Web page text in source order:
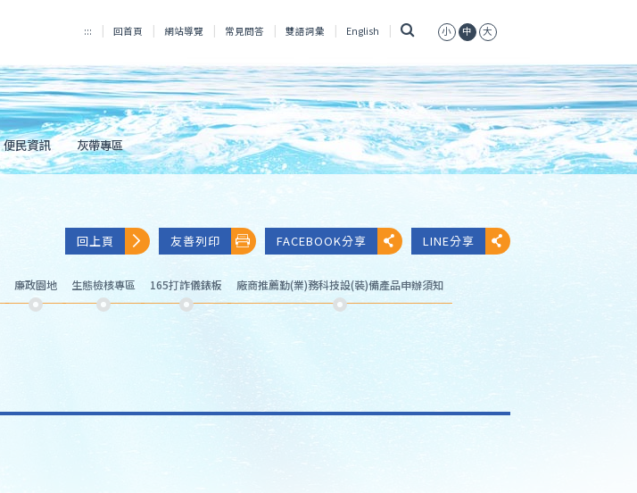
::: 回首頁 網站導覽 常見問答 雙語詞彙 English 小 中 大
便民資訊 灰帶專區
回上頁 友善列印 FACEBOOK分享 LINE分享
廉政園地 生態檢核專區 165打詐儀錶板 廠商推薦勤(業)務科技設(裝)備產品申辦須知